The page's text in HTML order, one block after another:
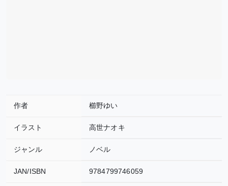
作者 櫛野ゆい
イラスト 高世ナオキ
ジャンル ノベル
JAN/ISBN 9784799746059